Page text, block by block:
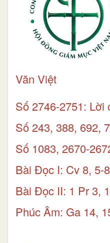
Văn Việt
Số 2746-2751: Lời
Số 243, 388, 692,
Số 1083, 2670-
Bài Ðọc I: Cv 8, 5-
Bài Ðọc II: 1 Pr 3,
Phúc Âm: Ga 14,